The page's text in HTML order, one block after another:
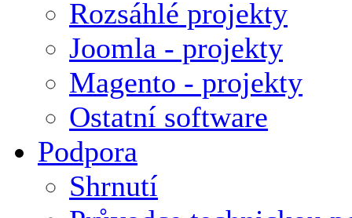
Rozsáhlé projekty
Joomla - projekty
Magento - projekty
Ostatní software
Podpora
Shrnutí